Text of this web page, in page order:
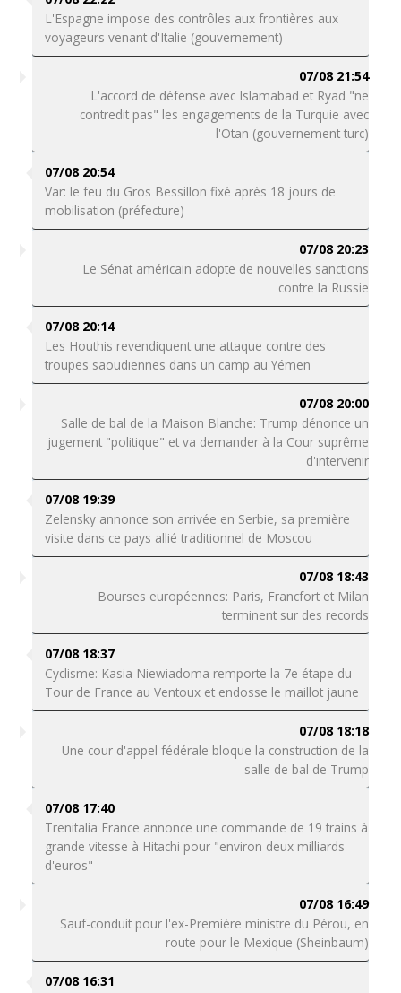
L'Espagne impose des contrôles aux frontières aux
voyageurs venant d'Italie (gouvernement)
07/08 21:54
L'accord de défense avec Islamabad et Ryad "ne
contredit pas" les engagements de la Turquie avec
l'Otan (gouvernement turc)
07/08 20:54
Var: le feu du Gros Bessillon fixé après 18 jours de
mobilisation (préfecture)
07/08 20:23
Le Sénat américain adopte de nouvelles sanctions
contre la Russie
07/08 20:14
Les Houthis revendiquent une attaque contre des
troupes saoudiennes dans un camp au Yémen
07/08 20:00
Salle de bal de la Maison Blanche: Trump dénonce un
jugement "politique" et va demander à la Cour suprême
d'intervenir
07/08 19:39
Zelensky annonce son arrivée en Serbie, sa première
visite dans ce pays allié traditionnel de Moscou
07/08 18:43
Bourses européennes: Paris, Francfort et Milan
terminent sur des records
07/08 18:37
Cyclisme: Kasia Niewiadoma remporte la 7e étape du
Tour de France au Ventoux et endosse le maillot jaune
07/08 18:18
Une cour d'appel fédérale bloque la construction de la
salle de bal de Trump
07/08 17:40
Trenitalia France annonce une commande de 19 trains à
grande vitesse à Hitachi pour "environ deux milliards
d'euros"
07/08 16:49
Sauf-conduit pour l'ex-Première ministre du Pérou, en
route pour le Mexique (Sheinbaum)
07/08 16:31